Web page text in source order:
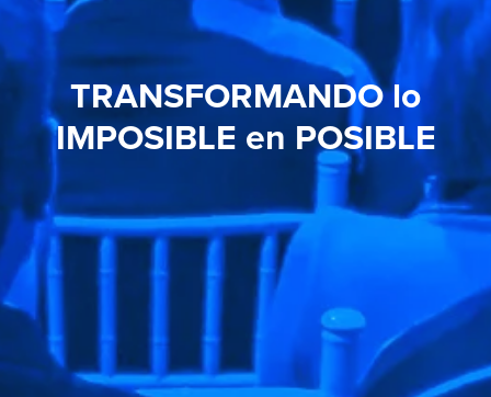
TRANSFORMANDO lo
IMPOSIBLE en POSIBLE